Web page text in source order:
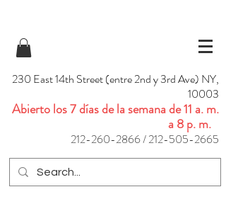
230 East 14th Street (entre 2nd y 3rd Ave) NY,
10003
Abierto los 7 días de la semana de 11 a. m.
a 8 p. m.
212-260-2866/212-505-2665